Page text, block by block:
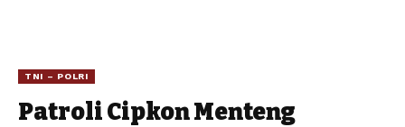
TNI – POLRI
Patroli Cipkon Menteng